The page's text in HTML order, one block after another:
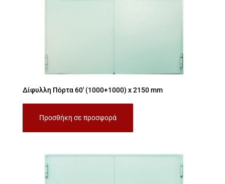
Δίφυλλη Πόρτα 60′ (1000+1000) x 2150 mm
Προσθήκη σε προσφορά